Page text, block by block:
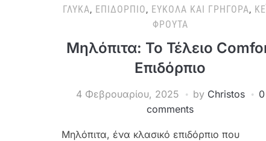
ΓΛΥΚΆ, ΕΠΙΔΌΡΠΙΟ, ΕΎΚΟΛΑ ΚΑΙ ΓΡΉΓΟΡΑ,
ΦΡΟΎΤΑ
Μηλόπιτα: Το Τέλειο
Επιδόρπιο
4 Φεβρουαρίου, 2025 by Christos
0
comments
Μηλόπιτα, ένα κλασικό επιδόρπιο που